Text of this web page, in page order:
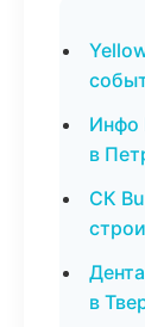
Инфо
в
СК
в